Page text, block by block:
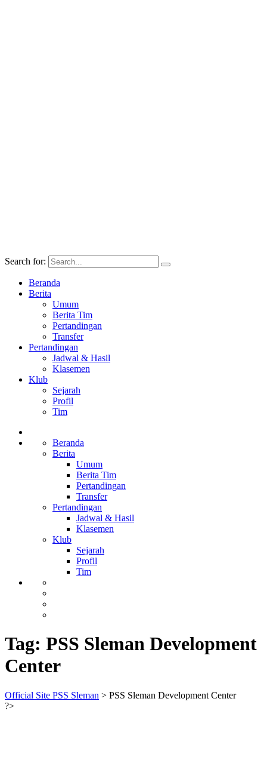
Search for:
Beranda
Berita
Umum
Berita Tim
Pertandingan
Transfer
Pertandingan
Jadwal & Hasil
Klasemen
Klub
Sejarah
Profil
Tim
Beranda
Berita
Umum
Berita Tim
Pertandingan
Transfer
Pertandingan
Jadwal & Hasil
Klasemen
Klub
Sejarah
Profil
Tim
Tag: PSS Sleman Development
Center
Official Site PSS Sleman > PSS Sleman Development Center
?>